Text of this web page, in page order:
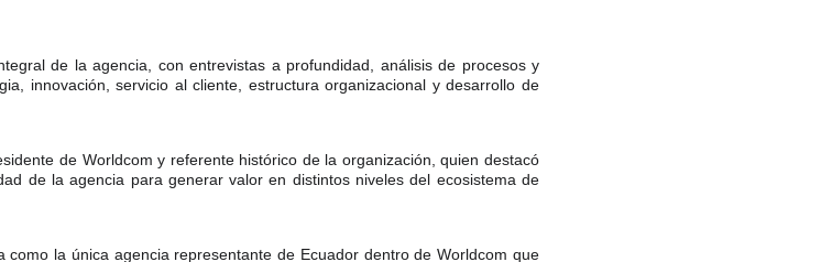
de la agencia, con entrevistas a profundidad, análisis de procesos y
innovación, servicio al cliente, estructura organizacional y desarrollo de
de Worldcom y referente histórico de la organización, quien destacó
de la agencia para generar valor en distintos niveles del ecosistema de
como la única agencia representante de Ecuador dentro de Worldcom que